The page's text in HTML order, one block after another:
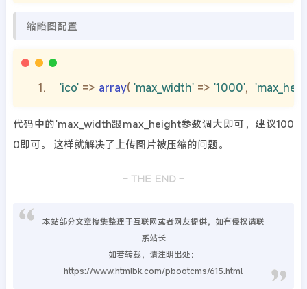
缩略图配置
'ico' => array( 'max_width' => '1000',
代码中的'max_width跟max_height参数调大即可，建议100
0即可。 这样就解决了上传图片被压缩的问题。
本站部分文章搜集整理于互联网或者网友提供，如有侵权请联
系站长
如若转载，请注明出处：
https://www.htmlbk.com/pbootcms/615.html